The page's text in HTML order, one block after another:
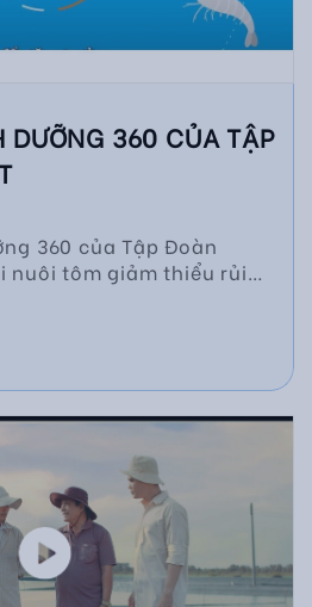
DƯỠNG 360 CỦA TẬP
360 của Tập Đoàn
nuôi tôm giảm thiểu rủi